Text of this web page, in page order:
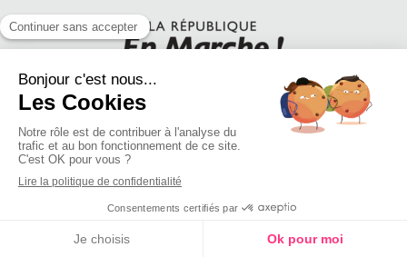
SUIVEZ STEPHANIE DO SUR LES RESEAUX SOCIAUX
Création et référencement du site par Simplébo